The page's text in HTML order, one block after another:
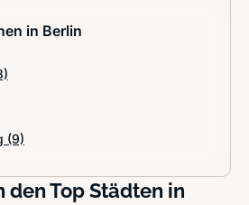
in Berlin
(9)
den Top Städten in